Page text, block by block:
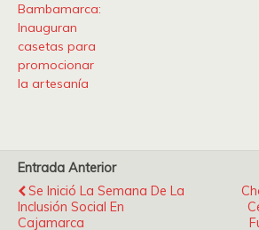
Bambamarca:
Inauguran
casetas para
promocionar
la artesanía
Entrada Anterior
Se Inició La Semana De La
Inclusión Social En
Cajamarca